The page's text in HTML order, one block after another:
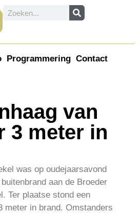
Programmering Contact
van
3 meter in
was op oudejaarsavond
aan de Broeder
Ter plaatse stond een
meter in brand. Omstanders